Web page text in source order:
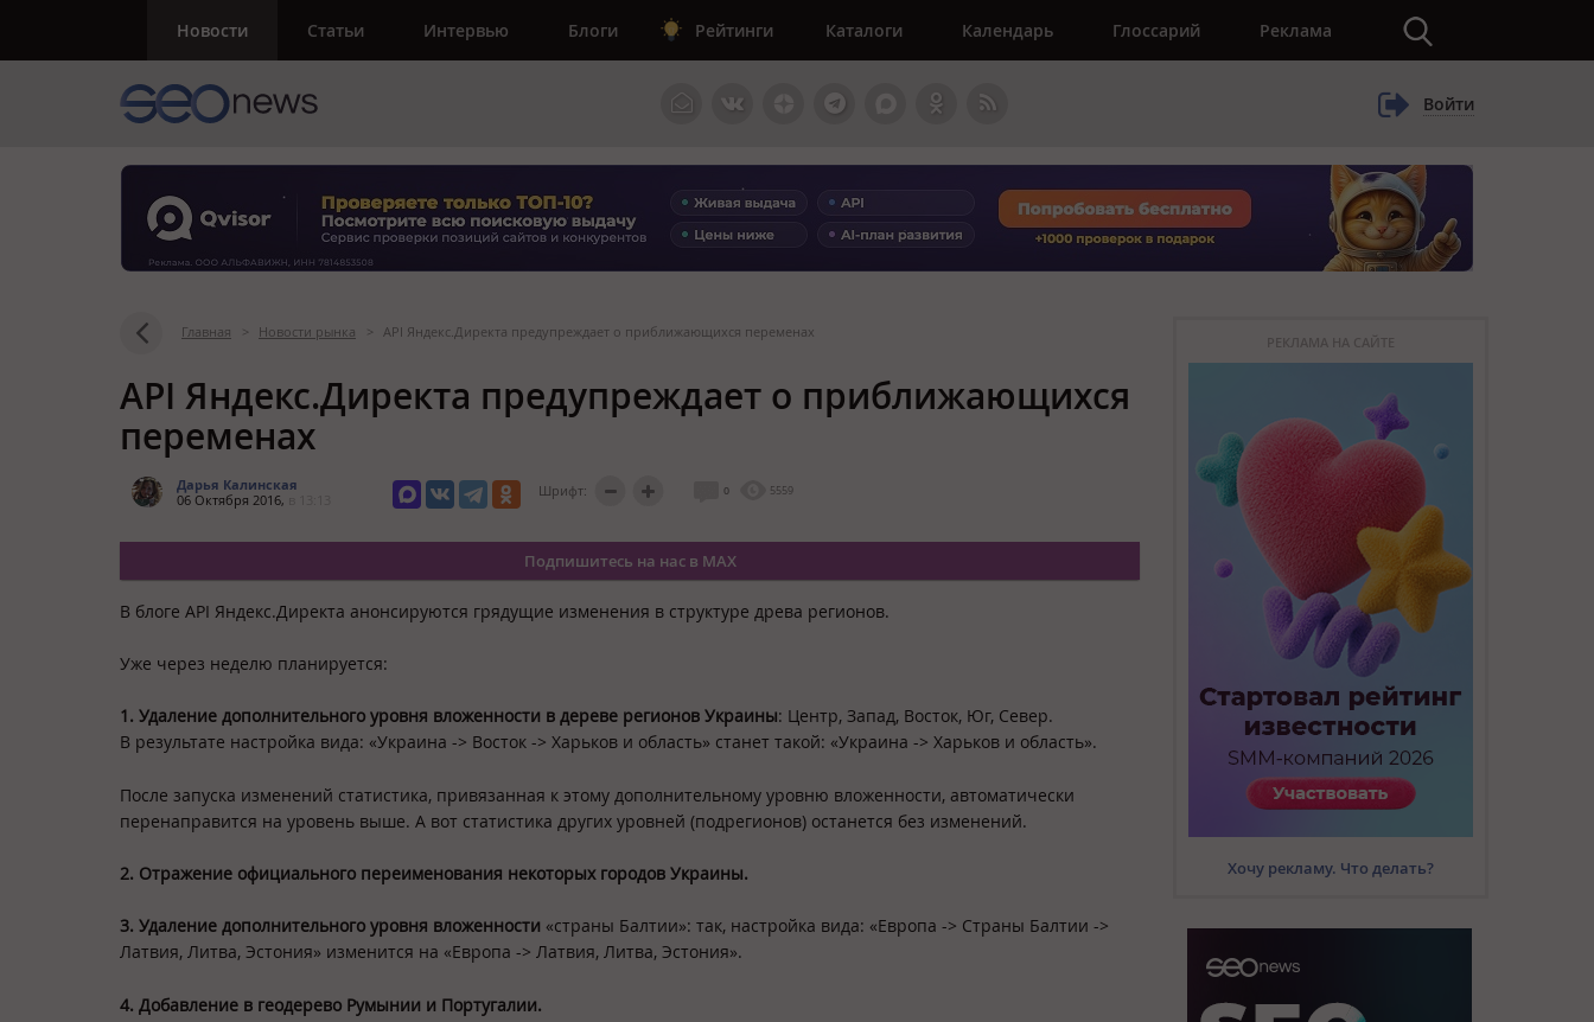
Новости Статьи Интервью Блоги Рейтинги Каталоги Календарь Глоссарий Реклама
Войти
Главная > Новости рынка > API Яндекс.Директа предупреждает о приближающихся переменах
API Яндекс.Директа предупреждает о приближающихся
переменах
Дарья Калинская
06 Октября 2016,
Шрифт: 0 5559
Подпишитесь на нас в MAX
В блоге API Яндекс.Директа анонсируются грядущие изменения в структуре древа регионов.
Уже через неделю планируется:
1. Удаление дополнительного уровня вложенности в дереве регионов Украины: Центр, Запад, Восток, Юг, Север.
В результате настройка вида: «Украина -> Восток -> Харьков и область» станет такой: «Украина -> Харьков и область».
После запуска изменений статистика, привязанная к этому дополнительному уровню вложенности, автоматически
перенаправится на уровень выше. А вот статистика других уровней (подрегионов) останется без изменений.
2. Отражение официального переименования некоторых городов Украины.
3. Удаление дополнительного уровня вложенности «страны Балтии»: так, настройка вида: «Европа -> Страны Балтии ->
Латвия, Литва, Эстония» изменится на «Европа -> Латвия, Литва, Эстония».
4. Добавление в геодерево Румынии и Португалии.
РЕКЛАМА НА САЙТЕ
Хочу рекламу. Что делать?